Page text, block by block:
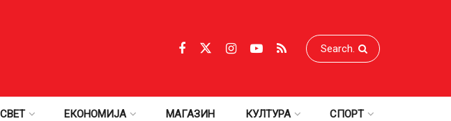
СВЕТ ЕКОНОМИЈА МАГАЗИН КУЛТУРА СПОРТ